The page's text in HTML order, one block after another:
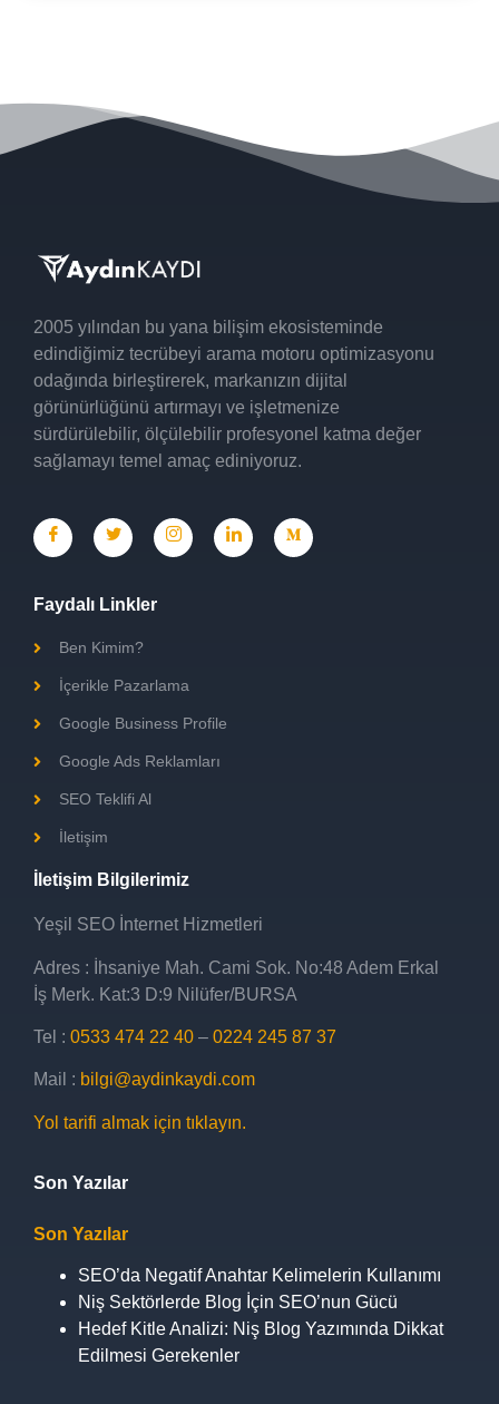
2005 yılından bu yana bilişim ekosisteminde
edindiğimiz tecrübeyi arama motoru optimizasyonu
odağında birleştirerek, markanızın dijital
görünürlüğünü artırmayı ve işletmenize
sürdürülebilir, ölçülebilir profesyonel katma değer
sağlamayı temel amaç ediniyoruz.
Faydalı Linkler
Ben Kimim?
İçerikle Pazarlama
Google Business Profile
Google Ads Reklamları
SEO Teklifi Al
İletişim
İletişim Bilgilerimiz
Yeşil SEO İnternet Hizmetleri
Adres : İhsaniye Mah. Cami Sok. No:48 Adem Erkal
İş Merk. Kat:3 D:9 Nilüfer/BURSA
Tel : 0533 474 22 40 – 0224 245 87 37
Mail : bilgi@aydinkaydi.com
Yol tarifi almak için tıklayın.
Son Yazılar
Son Yazılar
SEO’da Negatif Anahtar Kelimelerin Kullanımı
Niş Sektörlerde Blog İçin SEO’nun Gücü
Hedef Kitle Analizi: Niş Blog Yazımında Dikkat
Edilmesi Gerekenler